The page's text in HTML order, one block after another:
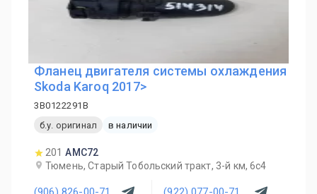
Фланец двигателя системы охлаждения
Skoda Karoq 2017>
3B0122291B
б.у. оригинал
в наличии
201 AMC72
Тюмень, Старый Тобольский тракт, 3-й км, 6с4